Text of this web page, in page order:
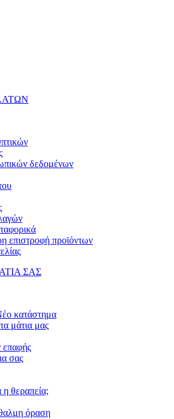
δεδομένων
επιστροφή προϊόντων
ΣΑΣ
κατάστημα
μάτια μας
σας
η θεραπεία;
όραση